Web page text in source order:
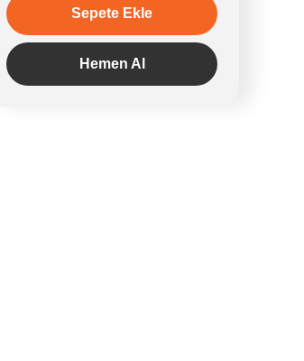
Sepete Ekle
Hemen Al